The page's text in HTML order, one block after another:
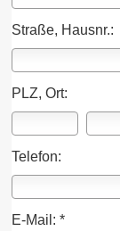
Straße, Hausnr.:
PLZ, Ort:
Telefon:
E-Mail: *